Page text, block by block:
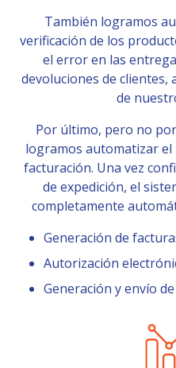
También logramos
verificación de los
el error en las
devoluciones de clientes,
de
Por último, pero no
logramos automatizar
facturación. Una vez
de expedición, el
completamente
Generación de
Autorización
Generación y envío